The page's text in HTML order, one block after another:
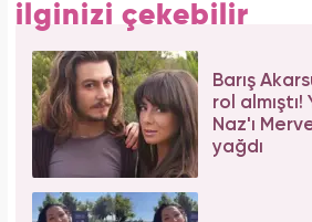
ilginizi çekebilir
Barış
rol almıştı!
Naz'ı
yağdı